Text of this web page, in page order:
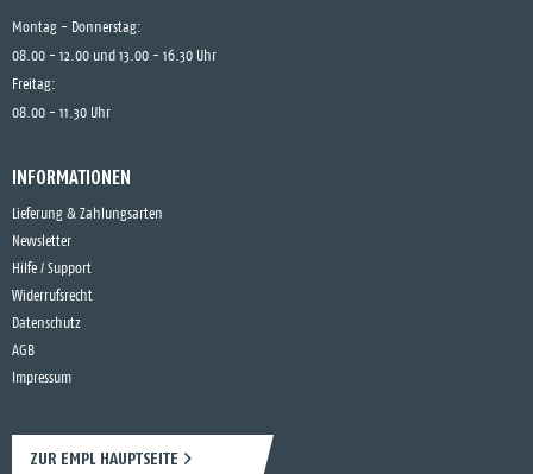
Montag - Donnerstag:
08.00 - 12.00 und 13.00 - 16.30 Uhr
Freitag:
08.00 - 11.30 Uhr
INFORMATIONEN
Lieferung & Zahlungsarten
Newsletter
Hilfe / Support
Widerrufsrecht
Datenschutz
AGB
Impressum
ZUR EMPL HAUPTSEITE